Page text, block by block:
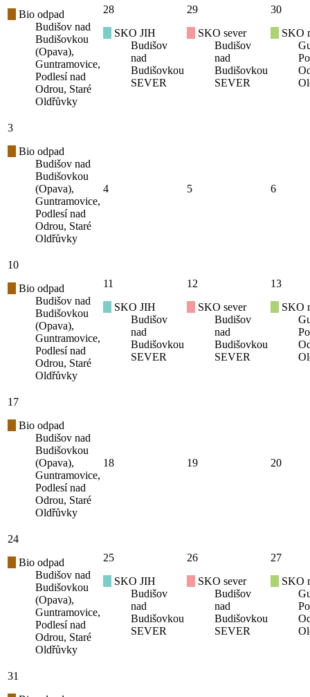
Bio odpad
Budišov nad
Budišovkou
(Opava),
Guntramovice,
Podlesí nad
Odrou, Staré
Oldřůvky
28
SKO JIH
Budišov
nad
Budišovkou
SEVER
29
SKO sever
Budišov
nad
Budišovkou
SEVER
30
SKO
3
Bio odpad
Budišov nad
Budišovkou
(Opava),
Guntramovice,
Podlesí nad
Odrou, Staré
Oldřůvky
4 5 6
10
Bio odpad
Budišov nad
Budišovkou
(Opava),
Guntramovice,
Podlesí nad
Odrou, Staré
Oldřůvky
11
SKO JIH
Budišov
nad
Budišovkou
SEVER
12
SKO sever
Budišov
nad
Budišovkou
SEVER
13
SKO
17
Bio odpad
Budišov nad
Budišovkou
(Opava),
Guntramovice,
Podlesí nad
Odrou, Staré
Oldřůvky
18 19 20
24
Bio odpad
Budišov nad
Budišovkou
(Opava),
Guntramovice,
Podlesí nad
Odrou, Staré
Oldřůvky
25
SKO JIH
Budišov
nad
Budišovkou
SEVER
26
SKO sever
Budišov
nad
Budišovkou
SEVER
27
SKO
31